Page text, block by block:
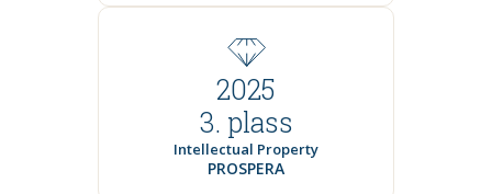
2025
3. plass
Intellectual Property
PROSPERA